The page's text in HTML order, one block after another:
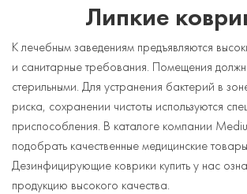
Липкие
К лечебным заведениям предъявляются
и санитарные требования. Помещения
стерильными. Для устранения бактерий в
риска, сохранении чистоты используются
приспособления. В каталоге компании
подобрать качественные медицинские
Дезинфицирующие коврики купить у нас
продукцию высокого качества.